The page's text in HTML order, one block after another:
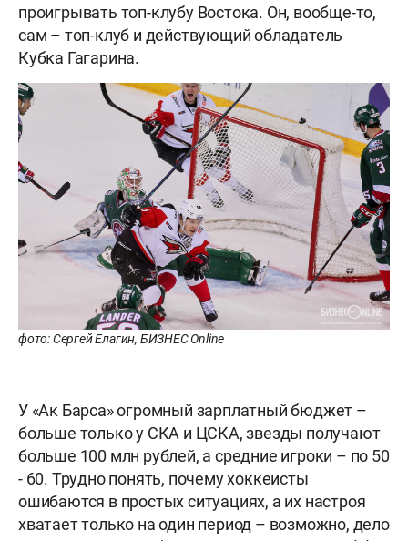
проигрывать топ-клубу Востока. Он, вообще-то,
сам – топ-клуб и действующий обладатель
Кубка Гагарина.
фото: Сергей Елагин, БИЗНЕС Online
У «Ак Барса» огромный зарплатный бюджет –
больше только у СКА и ЦСКА, звезды получают
больше 100 млн рублей, а средние игроки – по 50
- 60. Трудно понять, почему хоккеисты
ошибаются в простых ситуациях, а их настроя
хватает только на один период – возможно, дело